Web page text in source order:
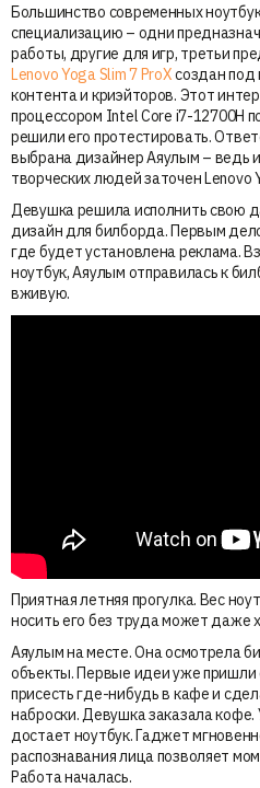
Большинство современных
специализацию – одни
работы, другие для игр, третьи
Lenovo Yoga Slim 7 ProXсоздан под
контента и криэйторов. Этот
процессором Intel Core i7-12700H
решили его протестировать.
выбрана дизайнер Аяулым – ведь
творческих людей заточен Lenovo
Девушка решила исполнить свою
дизайн для билборда. Первым
где будет установлена реклама.
ноутбук, Аяулым отправилась к
вживую.
Приятная летняя прогулка. Вес
носить его без труда может даже
Аяулым на месте. Она осмотрела
объекты. Первые идеи уже пришли
присесть где-нибудь в кафе и
наброски. Девушка заказала
достает ноутбук. Гаджет
распознавания лица позволяет
Работа началась.